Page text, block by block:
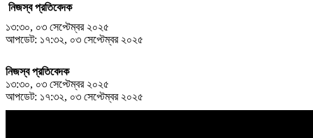
নিজস্ব প্রতিবেদক
১৩:৩০, ০৩ সেপ্টেম্বর ২০২৫
আপডেট: ১৭:৩২, ০৩ সেপ্টেম্বর ২০২৫
নিজস্ব প্রতিবেদক
১৩:৩০, ০৩ সেপ্টেম্বর ২০২৫
আপডেট: ১৭:৩২, ০৩ সেপ্টেম্বর ২০২৫